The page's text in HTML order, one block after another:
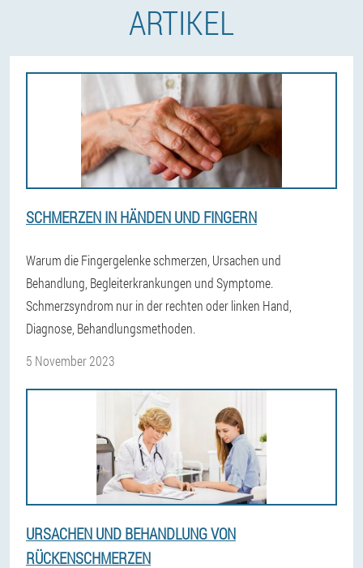
ARTIKEL
SCHMERZEN IN HÄNDEN UND FINGERN
Warum die Fingergelenke schmerzen, Ursachen und
Behandlung, Begleiterkrankungen und Symptome.
Schmerzsyndrom nur in der rechten oder linken Hand,
Diagnose, Behandlungsmethoden.
5 November 2023
URSACHEN UND BEHANDLUNG VON
RÜCKENSCHMERZEN